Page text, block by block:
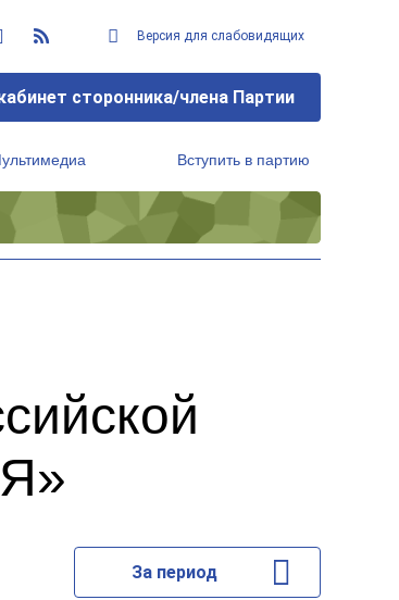
Версия для слабовидящих
сторонника/члена Партии
Вступить в партию
За период